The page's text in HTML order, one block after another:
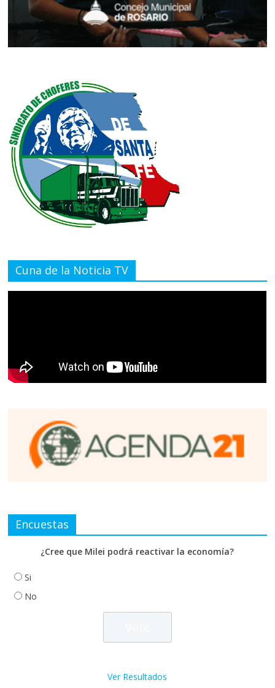
Cuna de la Noticia TV
Encuestas
¿Cree que Milei podrá reactivar la economía?
Si
No
Ver Resultados